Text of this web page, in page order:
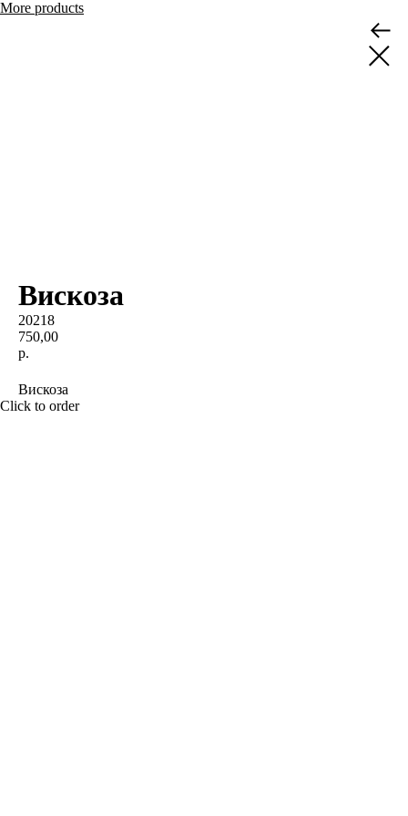
More products
Вискоза
20218
750,00
р.
Вискоза
Click to order